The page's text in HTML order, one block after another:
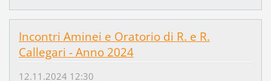
Incontri Aminei e Oratorio di R. e R.
Callegari - Anno 2024
12.11.2024 12:30